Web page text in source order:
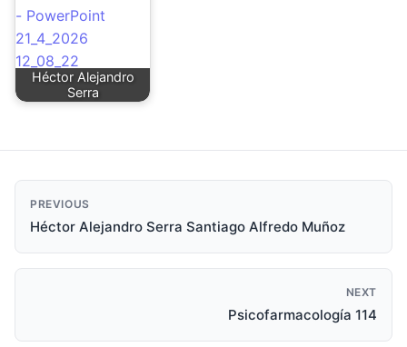
Héctor Alejandro
Serra
PREVIOUS
Héctor Alejandro Serra Santiago Alfredo Muñoz
NEXT
Psicofarmacología 114